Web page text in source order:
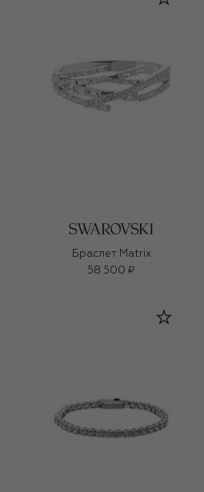
Браслет Matrix
58 500 ₽